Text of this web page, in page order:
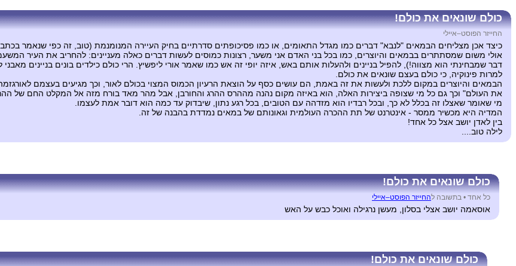
כולם שונאים את כולם!
החייזר הפוסט–איילי
כיצד אכן מצליחים הבמאים "לנבא" דברים כמו מגדל התאומים, או כמו פסיכופתים סדרתיים בחיק העיירה המנומנמת (טוב, זה כפי שנאמר
אולי משום שמסתתרים בבמאים והיוצרים, כמו בכל בני האדם אני משער, רצונות כמוסים לעשות דברים כאלה מעניינים: להחריב את העיר
דבר שמבחינתי הוא מצווה!), להפיל בניינים ולהעלות אותם באש, איזה יופי זה אש כמו שאמר אורי ליפשיץ. הרי כולם כילדים בונים בניינים
למרות פינוקיה, כי כולם בעצם שונאים את כולם.
הבמאים והיוצרים במקום ללכת ולעשות את זה באמת, הם עושים כסף על הוצאת הרעיון הכמוס המצוי בכולם לאור, וכך מגיעים בעצמם
את העולם" וכך גם כל מי שצופה ביצירות האלה, הוא באיזה מקום נהנה מההרס ההרג והחורבן, אבל מהר מאד בורח מזה אל המקלט החם של
מי שאומר שאצלו זה בכלל לא כך, ובכל רבדיו הוא מזדהה עם הטובים, בכל רגע נתון, שיבדוק עד כמה הוא דובר אמת לעצמו.
המדיה היא מכשיר ממסר - אינטרנט של תת ההכרה העולמית וגאונותם של במאים נמדדת בהבנה של זה.
בין לאדן יושב אצל כל אחד!
לילה טוב....
כולם שונאים את כולם!
כל אחד • בתשובה להחייזר הפוסט–איילי
אוסאמה יושב אצלי בסלון, מעשן נרגילה ואוכל כבש על האש
כולם שונאים את כולם!